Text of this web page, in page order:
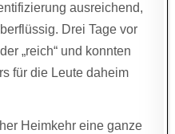
ausreichend,
Drei Tage vor
„reich“ und konnten
für die Leute daheim
Heimkehr eine ganze